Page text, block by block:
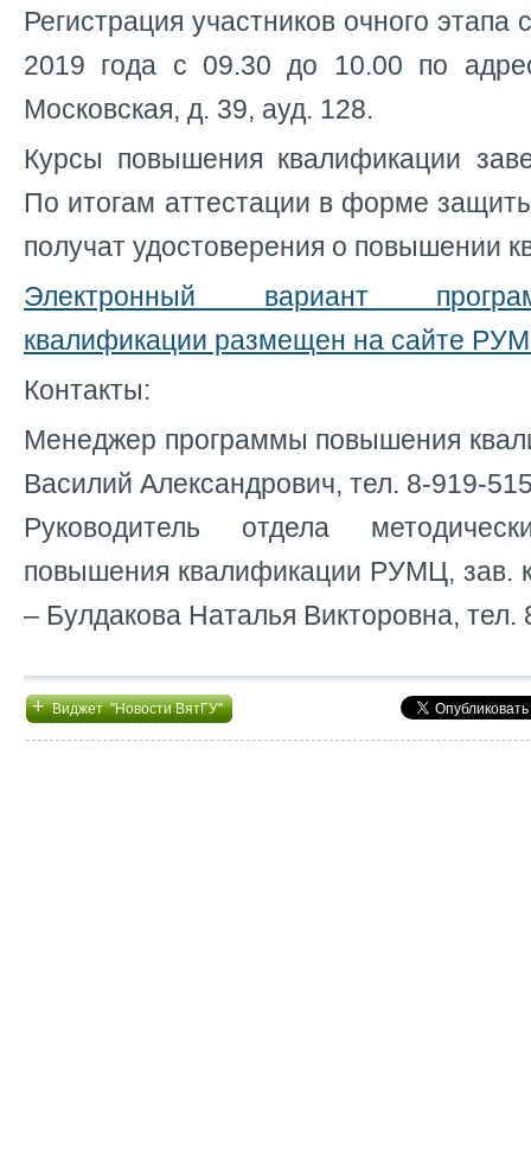
Регистрация участников очного этапа
2019 года с 09.30 до 10.00 по
Московская, д. 39, ауд. 128.
Курсы повышения квалификации
По итогам аттестации в форме
получат удостоверения о повышении
Электронный вариант
квалификации размещен на сайте
Контакты:
Менеджер программы повышения
Василий Александрович, тел. 8-919-
Руководитель отдела
повышения квалификации РУМЦ, зав.
– Булдакова Наталья Викторовна,
+Виджет "Новости ВятГУ"